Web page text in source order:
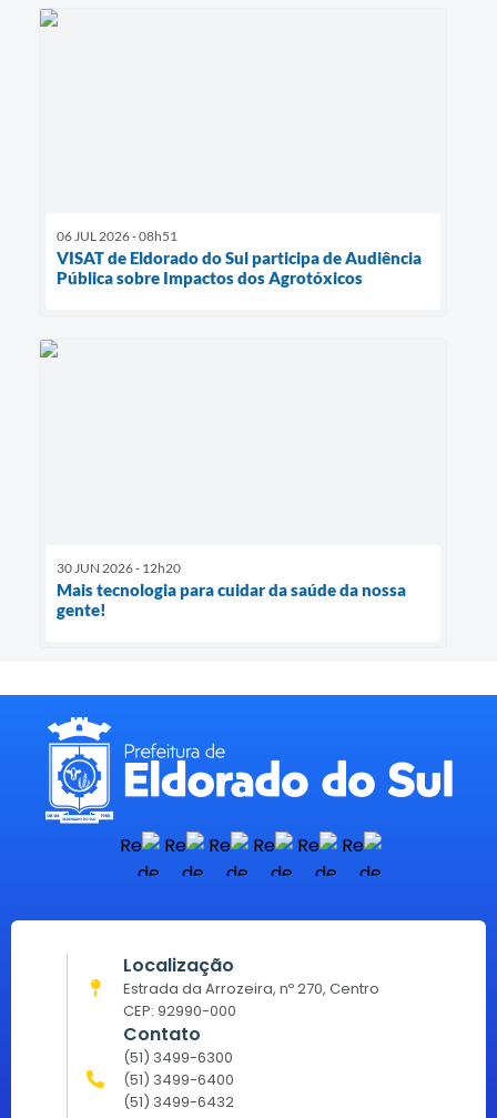
06 JUL 2026 - 08h51
VISAT de Eldorado do Sul participa de Audiência
Pública sobre Impactos dos Agrotóxicos
30 JUN 2026 - 12h20
Mais tecnologia para cuidar da saúde da nossa
gente!
Localização
Estrada da Arrozeira, nº 270, Centro
CEP: 92990-000
Contato
(51) 3499-6300
(51) 3499-6400
(51) 3499-6432